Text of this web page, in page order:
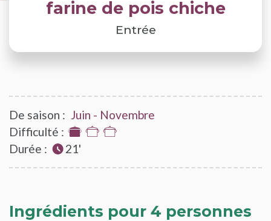
farine de pois chiche
Entrée
De saison : Juin - Novembre
Difficulté : 1
sur
3
Durée : 21'
Ingrédients pour 4 personnes